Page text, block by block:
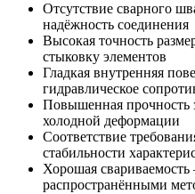
Отсутствие сварного
надёжность соединения
Высокая точность
стыковку элементов
Гладкая внутренняя
гидравлическое
Повышенная прочность
холодной деформации
Соответствие
стабильности
Хорошая
распространёнными